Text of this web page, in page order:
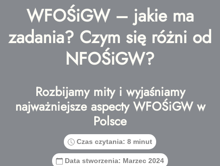
WFOŚiGW – jakie ma
zadania? Czym się różni od
NFOŚiGW?
Rozbijamy mity i wyjaśniamy
najważniejsze aspecty WFOŚiGW w
Polsce
Czas czytania: 8 minut
Data stworzenia: Marzec 2024